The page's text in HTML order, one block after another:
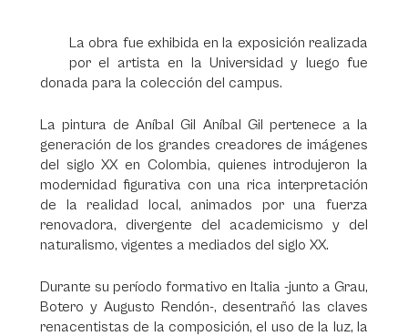
La obra fue exhibida en la exposición realizada
por el artista en la Universidad y luego fue
donada para la colección del campus.
La pintura de Aníbal Gil Aníbal Gil pertenece a la
generación de los grandes creadores de imágenes
del siglo XX en Colombia, quienes introdujeron la
modernidad figurativa con una rica interpretación
de la realidad local, animados por una fuerza
renovadora, divergente del academicismo y del
naturalismo, vigentes a mediados del siglo XX.
Durante su período formativo en Italia -junto a Grau,
Botero y Augusto Rendón-, desentrañó las claves
renacentistas de la composición, el uso de la luz, la